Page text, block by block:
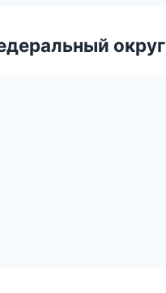
округ